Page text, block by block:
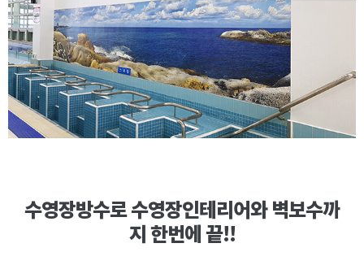
수영장방수로 수영장인테리어와 벽보수까
지 한번에 끝!!